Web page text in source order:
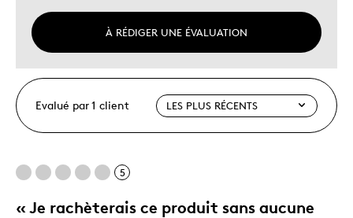
À RÉDIGER UNE ÉVALUATION
Evalué par 1 client
5
« Je rachèterais ce produit sans aucune